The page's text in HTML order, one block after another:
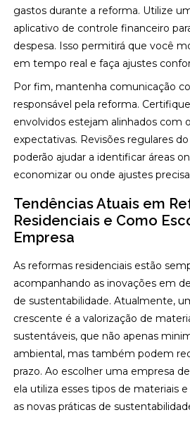
gastos durante a reforma. Utilize
aplicativo de controle financeiro
despesa. Isso permitirá que você
em tempo real e faça ajustes
Por fim, mantenha comunicação
responsável pela reforma.
envolvidos estejam alinhados com
expectativas. Revisões regulares
poderão ajudar a identificar áreas
economizar ou onde ajustes
Tendências Atuais em
Residenciais e Como
Empresa
As reformas residenciais estão
acompanhando as inovações em
de sustentabilidade. Atualmente,
crescente é a valorização de
sustentáveis, que não apenas
ambiental, mas também podem
prazo. Ao escolher uma empresa
ela utiliza esses tipos de materiais
as novas práticas de